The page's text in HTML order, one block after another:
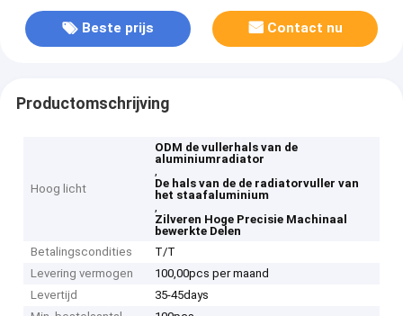
Beste prijs Contact nu
Productomschrijving
Hoog licht
ODM de vullerhals van de
aluminiumradiator
,
De hals van de de radiatorvuller van
het staafaluminium
,
Zilveren Hoge Precisie Machinaal
bewerkte Delen
Betalingscondities
T/T
Levering vermogen
100,00pcs per maand
Levertijd
35-45days